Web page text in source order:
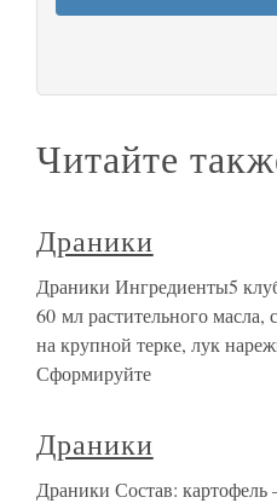
Читайте
Драники
Драники Ингредиенты5
60 мл растительного
на крупной терке, лук
Сформируйте
Драники
Драники Состав: